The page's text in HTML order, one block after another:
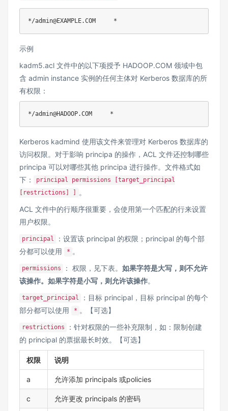
示例
kadm5.acl 文件中的以下项授予 HADOOP.COM 领域中包
含 admin instance 实例的任何主体对 Kerberos 数据库的所
有权限：
Kerberos kadmind 使用该文件来管理对 Kerberos 数据库的
访问权限。对于影响 principa 的操作，ACL 文件还控制哪些
principa 可以对哪些其他 principa 进行操作。文件格式如
下：
principal permissions [target_principal
[restrictions] ]
。
ACL 文件中的行顺序很重要，会使用第一个匹配的行来设置
用户权限。
principal
：设置该 principal 的权限；principal 的每个部
分都可以使用
* 。
permissions ： 权限，见下表。如果字符是大写，则不允许
该操作。如果字符是小写，则允许该操作。
target_principal
：目标 principal，目标 principal 的每个
部分都可以使用
* 。【可选】
restrictions
：针对权限的一些补充限制，如：限制创建
的 principal 的票据最长时效。【可选】
权限 说明
a 允许添加 principals 或policies
c 允许更改 principals 的密码